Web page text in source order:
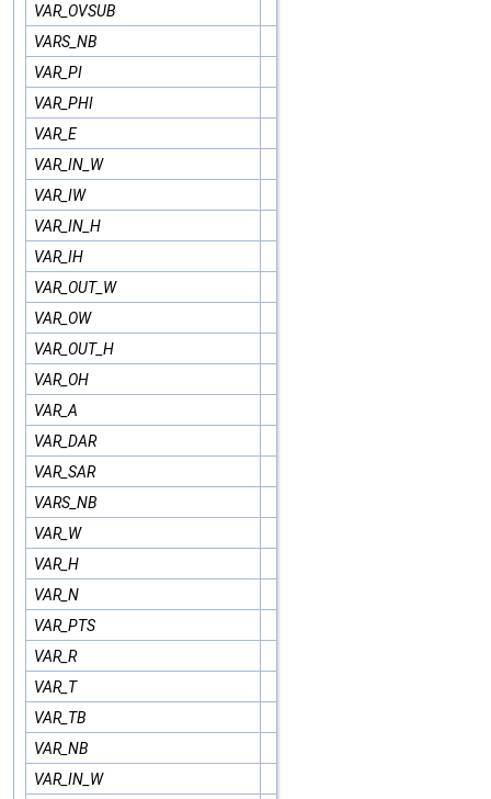
VAR_OVSUB
VARS_NB
VAR_PI
VAR_PHI
VAR_E
VAR_IN_W
VAR_IW
VAR_IN_H
VAR_IH
VAR_OUT_W
VAR_OW
VAR_OUT_H
VAR_OH
VAR_A
VAR_DAR
VAR_SAR
VARS_NB
VAR_W
VAR_H
VAR_N
VAR_PTS
VAR_R
VAR_T
VAR_TB
VAR_NB
VAR_IN_W